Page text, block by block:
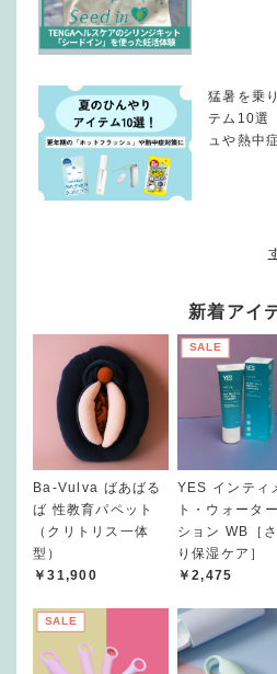
猛暑を乗
テム10選
ュや熱中
新着アイ
Ba-Vulva ばあばる
ば 性教育パペット
（クリトリス一体
型）
￥31,900
SALE
YES インティ
ト・ウォータ
ション WB［
り保湿ケア］
￥2,475
SALE